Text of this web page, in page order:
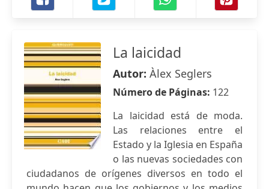
La laicidad
Autor: Àlex Seglers
Número de Páginas: 122
La laicidad está de moda.
Las relaciones entre el
Estado y la Iglesia en España
o las nuevas sociedades con
ciudadanos de orígenes diversos en todo el